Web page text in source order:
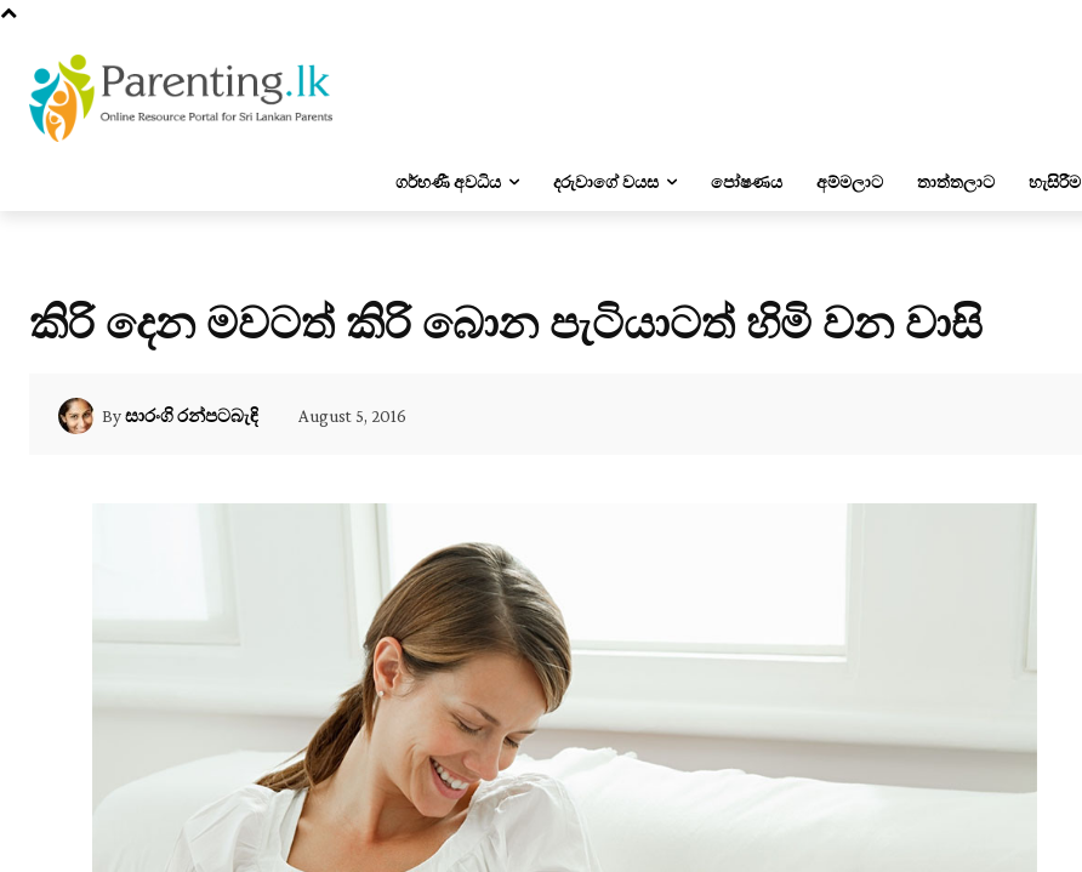
ගර්භණී අවධිය දරුවාගේ වයස පෝෂණය අම්මලාට තාත්තලාට හැසිරීම
කිරි දෙන මවටත් කිරි බොන පැටියාටත් හිමි වන වාසි
Byසාරංගි රන්පටබැඳි August 5, 2016